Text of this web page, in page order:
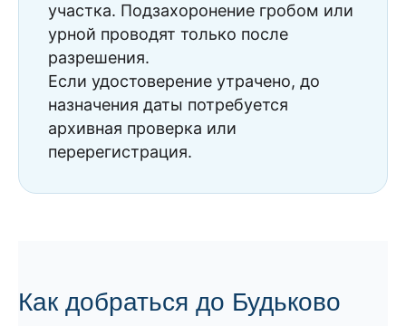
участка. Подзахоронение гробом или
урной проводят только после
разрешения.
Если удостоверение утрачено, до
назначения даты потребуется
архивная проверка или
перерегистрация.
Как добраться до Будьково